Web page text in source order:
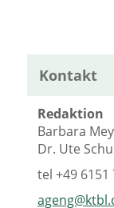
Kontakt
Redaktion
Barbara
Dr. Ute
tel+49 6151